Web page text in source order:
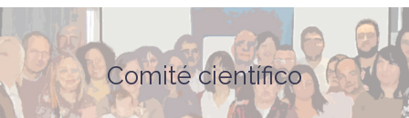
Comité científico